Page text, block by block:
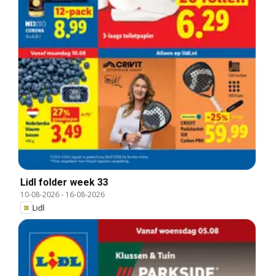
Lidl folder week 33
10-08-2026- 16-08-2026
Lidl